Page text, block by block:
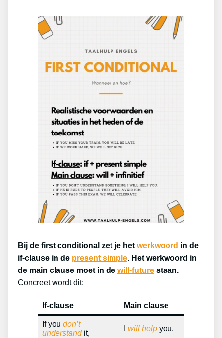
Bij de first conditional zet je het werkwoord in de
if-clause in de present simple. Het werkwoord in
de main clause moet in de will-future staan.
Concreet wordt dit:
If-clause Main clause
If you don’t
understandit,
will help you.